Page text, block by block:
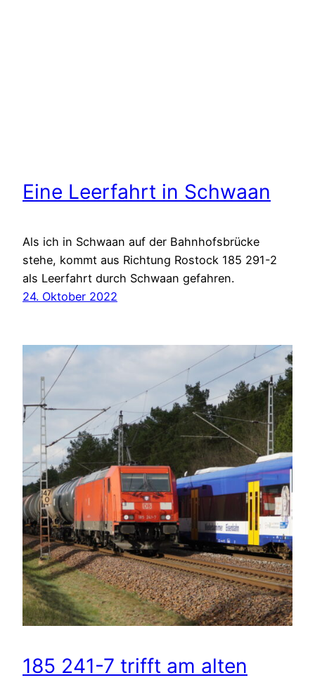
Eine Leerfahrt in Schwaan
Als ich in Schwaan auf der Bahnhofsbrücke
stehe, kommt aus Richtung Rostock 185 291-2
als Leerfahrt durch Schwaan gefahren.
24. Oktober 2022
185 241-7 trifft am alten